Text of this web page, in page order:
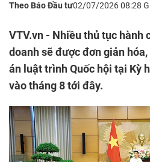
Theo Báo Đầu tư02/07/2026 08:28
VTV.vn - Nhiều thủ tục hành
doanh sẽ được đơn giản
án luật trình Quốc hội tại Kỳ
vào tháng 8 tới đây.